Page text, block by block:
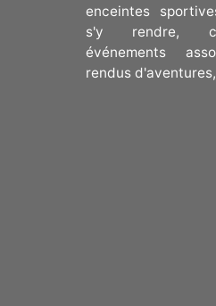
enceintes
s'y rendre,
événements
rendus